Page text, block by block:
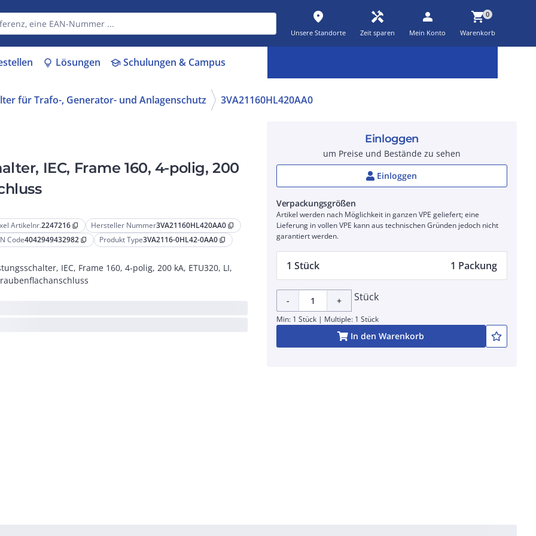
place
Unsere Standorte
handyman
Zeit sparen
person
Mein Konto
shopping_cart0
Warenkorb
lightbulb Lösungen schoolSchulungen & Campus
für Trafo-, Generator- und Anlagenschutz 3VA21160HL420AA0
IEC, Frame 160, 4-polig, 200
Artikelnr.2247216 content_copy Hersteller Nummer3VA21160HL420AA0 content_copy
Code4042949432982 content_copy Produkt Type3VA2116-0HL42-0AA0 content_copy
IEC, Frame 160, 4-polig, 200 kA, ETU320, LI,
Einloggen
um Preise und Bestände zu sehen
Einloggen
Verpackungsgrößen
Artikel werden nach Möglichkeit in ganzen VPE geliefert; eine
Lieferung in vollen VPE kann aus technischen Gründen jedoch nicht
garantiert werden.
1 Stück 1 Packung
- + Stück
Min: 1 Stück | Multiple: 1 Stück
In den Warenkorb